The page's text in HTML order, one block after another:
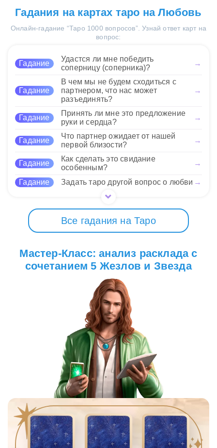
ответ может быть больше "да с оговорками",
поскольку вам нужно будет проявить упорство
для достижения желаемого результата.
найти новые возможности, но
столкнетесь с конкуренцией и
вызовами. Звезда обещает
использовать свои таланты в борьбе за свои
желания. Ваша способность сохранять оптимизм
поможет вам достичь результатов в сложных
обстоятельствах.
Сочетание Звезды и 5
Жезлов в качестве совета
подсказывает важность
нахождения баланса между
Следует не только мечтать о
будущем, но и быть готовым к
борьбе за свои цели.
Используйте свою внутреннюю силу и веру в
себя для преодоления сложностей, ведь именно
Гадания на картах таро на Любовь
Онлайн-гадание “Таро 1000 вопросов”. Узнай ответ карт на
вопрос:
Гадание
Удастся ли мне победить
соперницу (соперника)?
→
Гадание
В чем мы не будем сходиться с
партнером, что нас может
разъединять?
→
Гадание
Принять ли мне это предложение
руки и сердца?
→
Гадание
Что партнер ожидает от нашей
первой близости?
→
Гадание
Как сделать это свидание
особенным?
→
Гадание Задать таро другой вопрос о любви →
Все гадания на Таро
Мастер-Класс: анализ расклада с
сочетанием 5 Жезлов и Звезда